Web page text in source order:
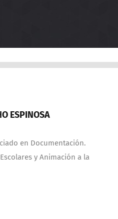
ESPINOSA
en Documentación.
y Animación a la